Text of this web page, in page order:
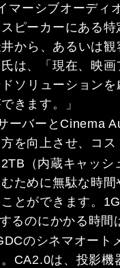
マーシブオーデ
ピーカーにある
から、あるいは
は、「現在、映
ソリューション
きます。」
ーバーとCinema
を向上させ、コ
（内蔵キャッ
ために無駄な時
とができます。
るのにかかる時間
のシネマオー
CA2.0は、投影